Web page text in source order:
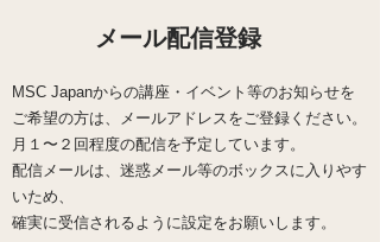
メール配信登録
MSC Japanからの講座・イベント等のお知らせを
ご希望の方は、メールアドレスをご登録ください。
​月１〜２回程度の配信を予定しています。
配信メールは、迷惑メール等のボックスに入りやす
いため、
確実に受信されるように設定をお願いします。